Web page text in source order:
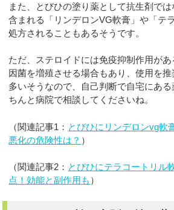
また、とびひの塗り薬として抗生剤で
含まれる「リンデロンVG軟膏」や「テ
処方されることもあるそうです。
ただ、ステロイドには免疫抑制作用が
因菌を増殖させる場合もあり、使用を
多いそうなので、自己判断で自宅にあ
ちんと病院で相談してくださいね。
（関連記事1： とびひにリンデロンvg軟
悪化の危険性は？ ）
（関連記事2： とびひにテラコートリル
点！効能と副作用も ）